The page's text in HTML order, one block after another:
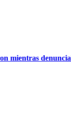
mientras